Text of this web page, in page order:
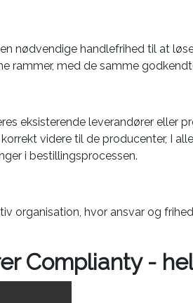
nødvendige handlefrihed til at
rammer, med de samme
eksisterende leverandører eller
videre til de producenter, I
i bestillingsprocessen.
organisation, hvor ansvar og
Complianty -